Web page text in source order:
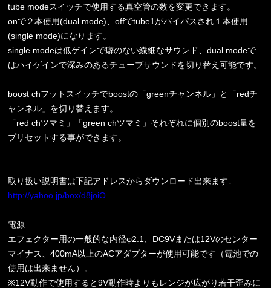
tube modeスイッチで使用する真空管の数を変更できます。
onで２本使用(dual mode)、offでtube1がバイパスされ１本使用
(single mode)になります。
single modeは低ゲインで癖のない繊細なサウンド、dual modeで
はハイゲインで深みのあるチューブサウンドを切り替え可能です。
boost chフットスイッチでboostの「greenチャンネル」と「redチ
ャンネル」を切り替えます。
「red chツマミ」「green chツマミ」それぞれに個別のboost量を
プリセットする事ができます。
取り扱い説明書は下記アドレスからダウンロード出来ます↓
http://yahoo.jp/box/d8joiO
電源
エフェクター用の一般的な内径φ2.1、DC9Vまたは12Vのセンター
マイナス、400mA以上のACアダプターが使用可能です（電池での
使用は出来ません）。
※12V動作で使用すると9V動作時よりもレンジが広がり若干歪みに